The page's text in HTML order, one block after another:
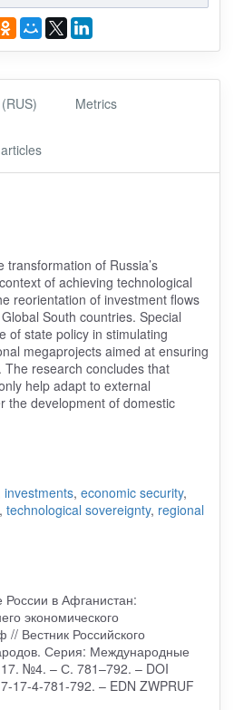
Metrics
of Russia’s
of achieving technological
reorientation of investment flows
South countries. Special
of state policy in stimulating
megaprojects aimed at ensuring
research concludes that
help adapt to external
the development of domestic
investments, economic security,
technological sovereignty, regional
в Афганистан:
экономического
// Вестник Российского
Серия: Международные
№4. – С. 781–792. – DOI
17-4-781-792. – EDN ZWPRUF